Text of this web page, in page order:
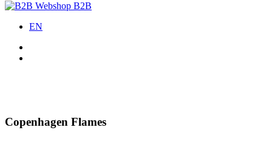
B2B
EN
Copenhagen Flames